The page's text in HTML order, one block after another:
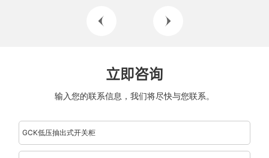
立即咨询
输入您的联系信息，我们将尽快与您联系。
GCK低压抽出式开关柜